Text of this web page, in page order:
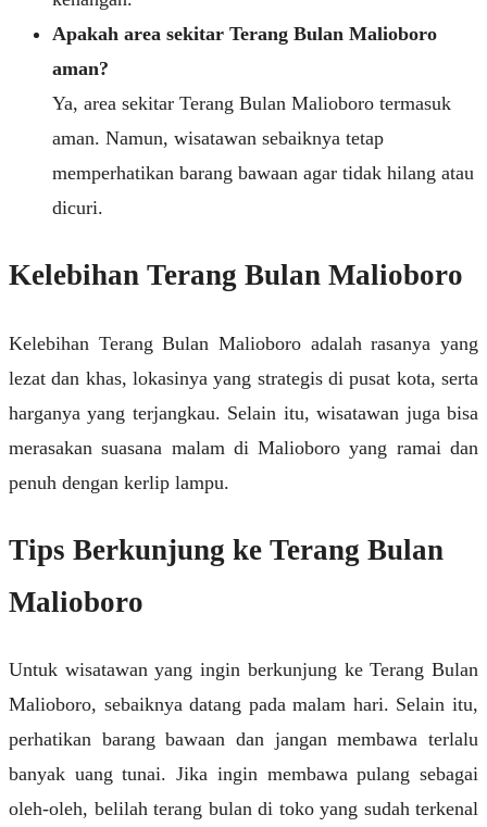
Apakah area sekitar Terang Bulan Malioboro
aman?
Ya, area sekitar Terang Bulan Malioboro termasuk
aman. Namun, wisatawan sebaiknya tetap
memperhatikan barang bawaan agar tidak hilang atau
dicuri.
Kelebihan Terang Bulan Malioboro
Kelebihan Terang Bulan Malioboro adalah rasanya yang
lezat dan khas, lokasinya yang strategis di pusat kota, serta
harganya yang terjangkau. Selain itu, wisatawan juga bisa
merasakan suasana malam di Malioboro yang ramai dan
penuh dengan kerlip lampu.
Tips Berkunjung ke Terang Bulan
Malioboro
Untuk wisatawan yang ingin berkunjung ke Terang Bulan
Malioboro, sebaiknya datang pada malam hari. Selain itu,
perhatikan barang bawaan dan jangan membawa terlalu
banyak uang tunai. Jika ingin membawa pulang sebagai
oleh-oleh, belilah terang bulan di toko yang sudah terkenal